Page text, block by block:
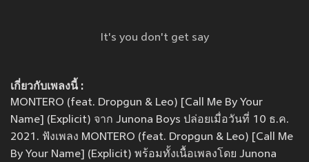
It's you don't get say
เกี่ยวกับเพลงนี้ :
MONTERO (feat. Dropgun & Leo) [Call Me By Your
Name] (Explicit) จาก Junona Boys ปล่อยเมื่อวันที่ 10 ธ.ค.
2021. ฟังเพลง MONTERO (feat. Dropgun & Leo) [Call Me
By Your Name] (Explicit) พร้อมทั้งเนื้อเพลงโดย Junona